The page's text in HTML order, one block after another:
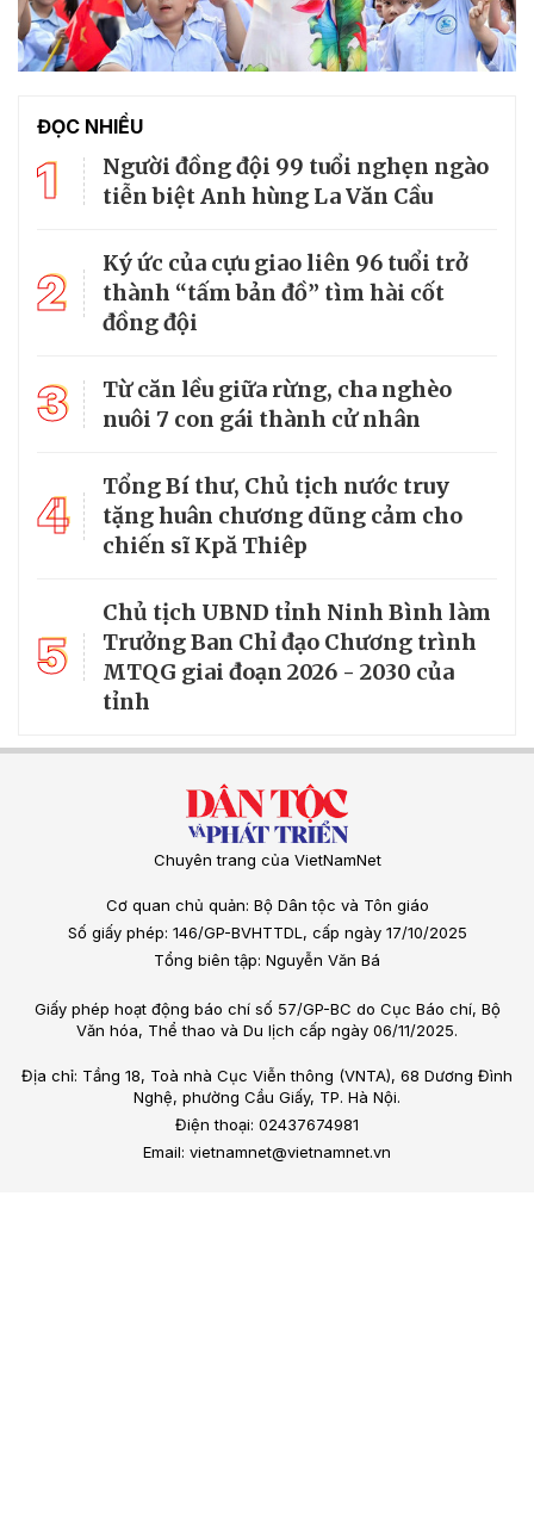
ĐỌC NHIỀU
1
Người đồng đội 99 tuổi nghẹn ngào
tiễn biệt Anh hùng La Văn Cầu
2
Ký ức của cựu giao liên 96 tuổi trở
thành “tấm bản đồ” tìm hài cốt
đồng đội
3
Từ căn lều giữa rừng, cha nghèo
nuôi 7 con gái thành cử nhân
4
Tổng Bí thư, Chủ tịch nước truy
tặng huân chương dũng cảm cho
chiến sĩ Kpă Thiêp
5
Chủ tịch UBND tỉnh Ninh Bình làm
Trưởng Ban Chỉ đạo Chương trình
MTQG giai đoạn 2026 - 2030 của
tỉnh
Chuyên trang của VietNamNet
Cơ quan chủ quản: Bộ Dân tộc và Tôn giáo
Số giấy phép: 146/GP-BVHTTDL, cấp ngày 17/10/2025
Tổng biên tập: Nguyễn Văn Bá
Giấy phép hoạt động báo chí số 57/GP-BC do Cục Báo chí, Bộ
Văn hóa, Thể thao và Du lịch cấp ngày 06/11/2025.
Địa chỉ: Tầng 18, Toà nhà Cục Viễn thông (VNTA), 68 Dương Đình
Nghệ, phường Cầu Giấy, TP. Hà Nội.
Điện thoại: 02437674981
Email: vietnamnet@vietnamnet.vn